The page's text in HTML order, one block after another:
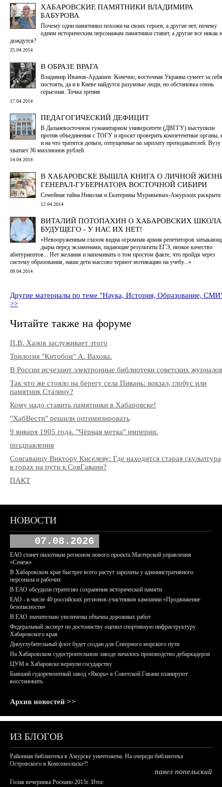
ХАБАРОВСКИЕ ПАМЯТНИКИ ВЛАДИМИРА
БАБУРОВА
Почему одни памятники похожи на своих героев, а другие нет, почему
одним историческим персонажам памятники ставят, а другие все никак
дождутся?
25.04.2014
В ОБРАЗЕ ВРАГА
Владимир Иванов-Ардашев: Конечно, восточная Украина сумеет за себя
постоять, да и в Киеве найдутся разумные люди, но обстановка очень
серьезная. Точка зрения
17.04.2014
ПЕДАГОГИЧЕСКИЙ ДЕФИЦИТ
В Дальневосточном гуманитарном университете (ДВГГУ) выступили
против объединения с ТОГУ и просят проверить компетентные органы,
и на что тратятся деньги, отпущенные на зарплату преподавателей. Вузу
хватает 36 миллионов рублей
14.04.2014
В ХАБАРОВСКЕ ВЫШЛА КНИГА О ЛИЧНОЙ
ГЕНЕРАЛ-ГУБЕРНАТОРА ВОСТОЧНОЙ СИБИРИ
Семейная тайна Николая и Екатерины Муравьевых-Амурских раскрыта
12.04.2014
ВИТАЛИЙ ПОТОПАХИН О ХАБАРОВСКИХ
БУДУЩЕГО - У НАС ИХ НЕТ!
«Невооруженным глазом видна огромная армия репетиторов
дыры перед экзаменами, падающие результаты ЕГЭ, низкое качество
абитуриентов... Нет желания и напоминать о том простом факте, что пройдя через
систему образования, наши дети массово теряют мотивацию на учебу...»
09.04.2014
Другие материалы по теме "Наука, История, Образование,
>>
Читайте также на форуме
П.В. Халов заслуживает этого
Трилогия "Китобои" А. Вахова.
В России исчезают электронные библиотеки советских журналов
Так что же стояло на берегу села Пивань: вокзал, глобус или
памятник Сталину?
Кому надо ставить памятники в Хабаровске!
"ХабВести" решили оптимизировать
9 января 1905 года. "Чёрная метка" империи.
поздравления
Совгаванцу Виктору Киселеву: Где находится старая скульптура
в горах на пути к СовГавани?
ПАКТ
НОВОСТИ
07.08.2026
ЕАО станет пилотным регионом нового проекта Мастерской управления
«Сенеж»
В Хабаровском крае быстрее всего растут зарплаты у административного
персонала и рабочих
В ЕАО обсудили стратегию сохранения исторической памяти
ЕАО - в числе 40 российских регионов-участников кампании «Продвижение
безопасности»
В ЕАО значительно увеличены объемы дорожных работ
Федеральный эксперт по достоинству оценил спортивную инфраструктуру
Хабаровского края
Дноуглубительный флот будет создан для Северного морского пути
На Хабаровском судостроительном заводе началось производство дебаркадеров
ЦУМ в Хабаровске вернули государству
Бывший судоремонтный завод «Якорь» в Советской Гавани планируют
восстановить
Архив новостей >>
ИЗ БЛОГОВ
Районная библиотека в Амурске уничтожена. На очереди библиотека
Островского в Комсомольске?!
павел попельский
Голая вечеринка Роснано 2015г. Итог.